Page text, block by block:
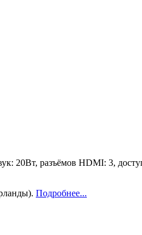
20Вт, разъёмов HDMI: 3,
Подробнее...